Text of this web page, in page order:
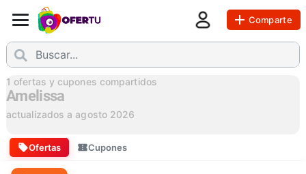
Comparte
1 ofertas y cupones compartidos
Amelissa
actualizados a agosto 2026
Ofertas Cupones